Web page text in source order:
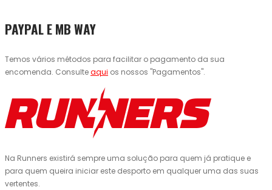
PAYPAL E MB WAY
Temos vários métodos para facilitar o pagamento da sua
encomenda. Consulteaqui os nossos "Pagamentos".
Na Runners existirá sempre uma solução para quem já pratique e
para quem queira iniciar este desporto em qualquer uma das suas
vertentes.